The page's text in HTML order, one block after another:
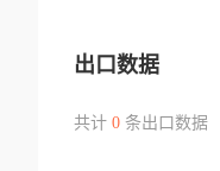
出口数据
共计 0条出口数据